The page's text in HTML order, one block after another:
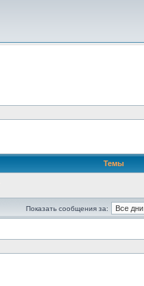
Темы
Показать сообщения за: